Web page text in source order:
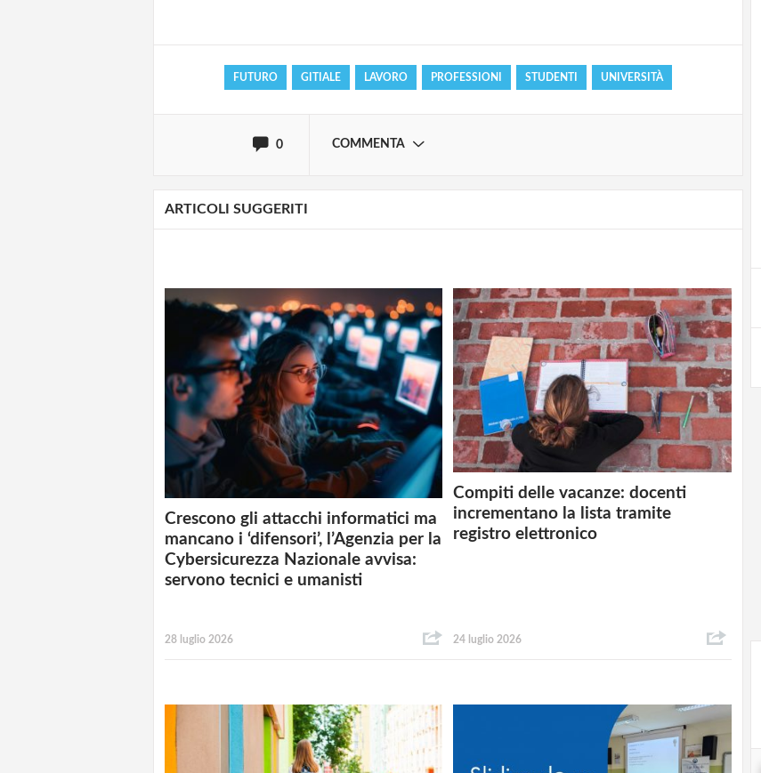
FUTURO GITIALE LAVORO PROFESSIONI STUDENTI UNIVERSITÀ
0 COMMENTA
ARTICOLI SUGGERITI
Crescono gli attacchi informatici ma
mancano i ‘difensori’, l’Agenzia per la
Cybersicurezza Nazionale avvisa:
servono tecnici e umanisti
28 luglio 2026
Compiti delle vacanze: docenti
incrementano la lista tramite
registro elettronico
24 luglio 2026